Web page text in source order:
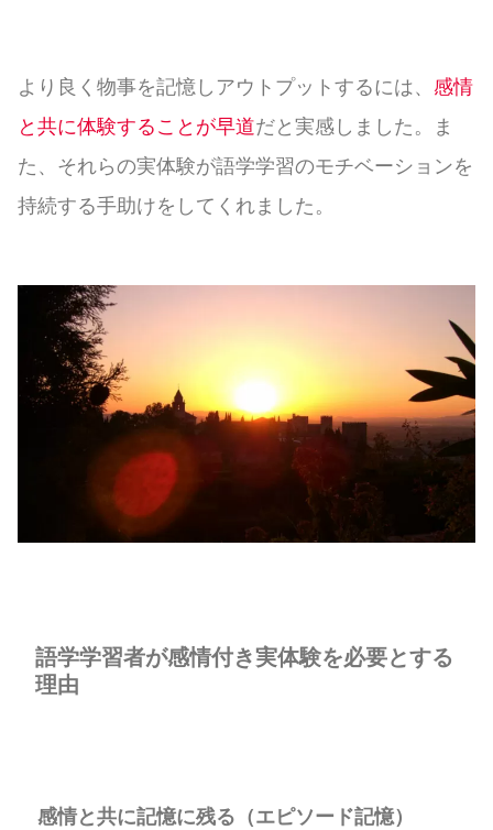
より良く物事を記憶しアウトプットするには、 感情
と共に体験することが早道だと実感しました。ま
た、それらの実体験が語学学習のモチベーションを
持続する手助けをしてくれました。
語学学習者が感情付き実体験を必要とする
理由
感情と共に記憶に残る（エピソード記憶）